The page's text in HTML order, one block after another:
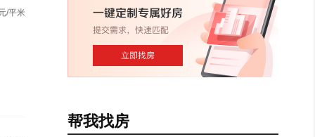
/平米
帮我找房